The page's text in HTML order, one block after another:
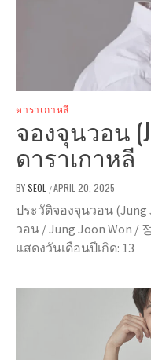
ดาราเกาหลี
จองจุนวอน
ดาราเกาหลี
BYSEOL /APRIL 20, 2025
ประวัติจองจุนวอน (Jung
วอน / Jung Joon Won /
แสดงวันเดือนปีเกิด: 13